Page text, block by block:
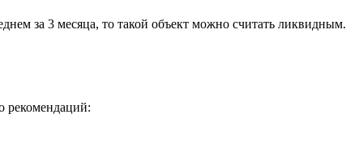
за 3 месяца, то такой объект можно считать ликвидным.
рекомендаций: